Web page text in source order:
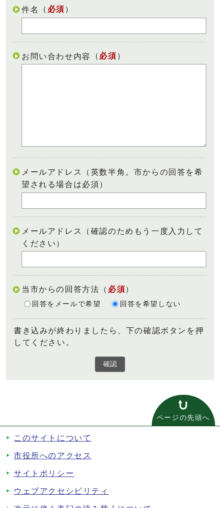
件名 （ 必須 ）
お問い合わせ内容 （ 必須 ）
メールアドレス（英数半角。市からの回答を希
望される場合は必須）
メールアドレス（確認のためもう一度入力して
ください）
当市からの回答方法 （ 必須）
回答をメールで希望 回答を希望しない
書き込みが終わりましたら、下の確認ボタンを押
してください。
確認
ページの先頭へ
このサイトについて
市役所へのアクセス
サイトポリシー
ウェブアクセシビリティ